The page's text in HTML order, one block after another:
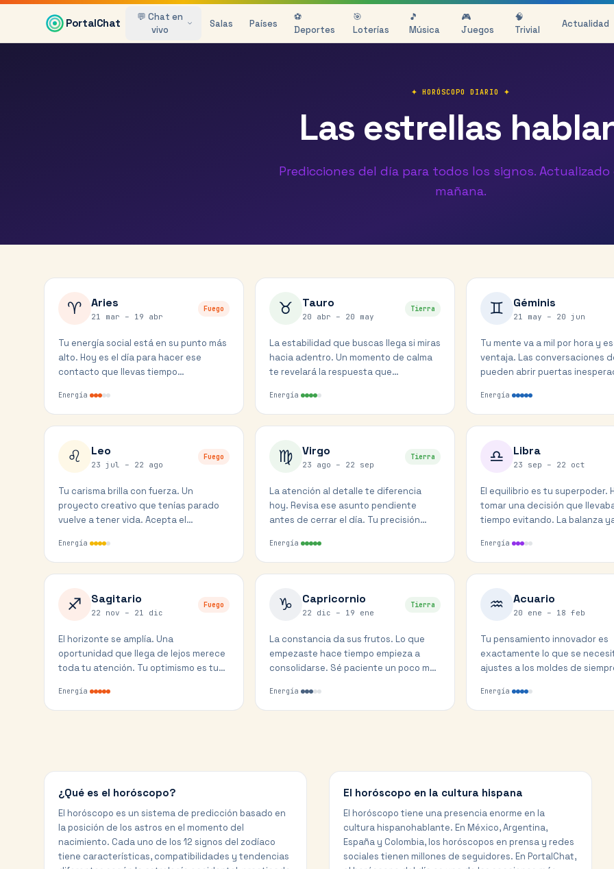
Saltar al contenido principal
PortalChat
💬 Chat en
vivo
Salas Países
⚽
Deportes
🎯
Loterías
🎵
Música
🎮
Juegos
🧠
Trivial
Actualidad
✦ HORÓSCOPO DIARIO ✦
Las estrellas
Predicciones del día para todos los signos. Actualizado
mañana.
♈ Aries
21 mar – 19 abr
Fuego
Tu energía social está en su punto más
alto. Hoy es el día para hacer ese
contacto que llevas tiempo
encuentros.
Energía
♉ Tauro
20 abr – 20 may
Tierra
La estabilidad que buscas llega si miras
hacia adentro. Un momento de calma
te revelará la respuesta que
Energía
♊ Géminis
21 may – 20 jun
Tu mente va a mil por hora y
ventaja. Las conversaciones
pueden abrir puertas
Energía
♌ Leo
23 jul – 22 ago
Fuego
Tu carisma brilla con fuerza. Un
proyecto creativo que tenías parado
vuelve a tener vida. Acepta el
Energía
♍ Virgo
23 ago – 22 sep
Tierra
La atención al detalle te diferencia
hoy. Revisa ese asunto pendiente
antes de cerrar el día. Tu precisión
Energía
♎ Libra
23 sep – 22 oct
El equilibrio es tu superpoder.
tomar una decisión que
tiempo evitando. La balanza
Energía
♐ Sagitario
22 nov – 21 dic
Fuego
El horizonte se amplía. Una
oportunidad que llega de lejos merece
toda tu atención. Tu optimismo es tu
Energía
♑ Capricornio
22 dic – 19 ene
Tierra
La constancia da sus frutos. Lo que
empezaste hace tiempo empieza a
consolidarse. Sé paciente un poco más
Energía
♒ Acuario
20 ene – 18 feb
Tu pensamiento innovador es
exactamente lo que se
ajustes a los moldes de
Energía
¿Qué es el horóscopo?
El horóscopo es un sistema de predicción basado en
la posición de los astros en el momento del
nacimiento. Cada uno de los 12 signos del zodíaco
tiene características, compatibilidades y tendencias
El horóscopo en la cultura hispana
El horóscopo tiene una presencia enorme en la
cultura hispanohablante. En México, Argentina,
España y Colombia, los horóscopos en prensa y redes
sociales tienen millones de seguidores. En PortalChat,